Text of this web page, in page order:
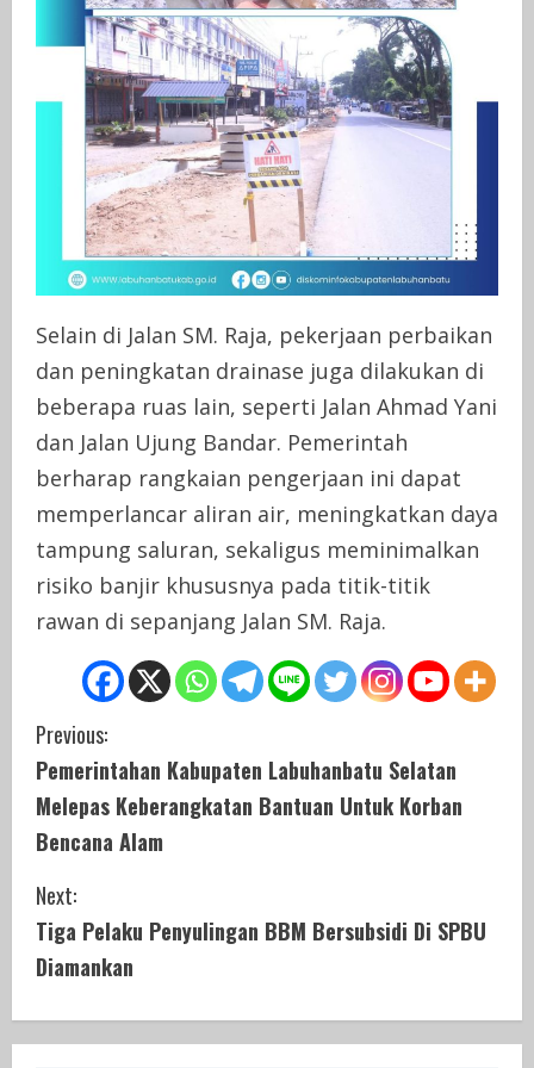
Selain di Jalan SM. Raja, pekerjaan perbaikan
dan peningkatan drainase juga dilakukan di
beberapa ruas lain, seperti Jalan Ahmad Yani
dan Jalan Ujung Bandar. Pemerintah
berharap rangkaian pengerjaan ini dapat
memperlancar aliran air, meningkatkan daya
tampung saluran, sekaligus meminimalkan
risiko banjir khususnya pada titik-titik
rawan di sepanjang Jalan SM. Raja.
C
o
n
t
i
n
u
Previous:
Pemerintahan Kabupaten Labuhanbatu Selatan
Melepas Keberangkatan Bantuan Untuk Korban
Bencana Alam
Next:
Tiga Pelaku Penyulingan BBM Bersubsidi Di SPBU
Diamankan